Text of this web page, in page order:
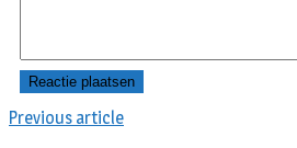
Previous article